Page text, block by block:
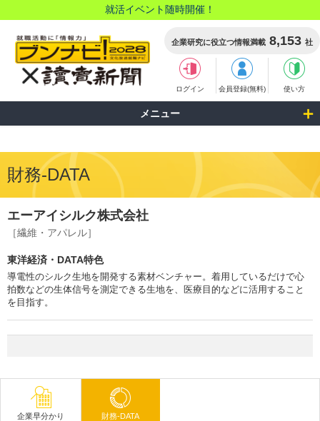
就活イベント随時開催！
企業研究に役立つ情報満載 8,153 社
ログイン 会員登録(無料) 使い方
メニュー
財務-DATA
エーアイシルク株式会社
［繊維・アパレル］
東洋経済・DATA特色
導電性のシルク生地を開発する素材ベンチャー。着用しているだけで心
拍数などの生体信号を測定できる生地を、医療目的などに活用すること
を目指す。
企業早分かり 財務-DATA